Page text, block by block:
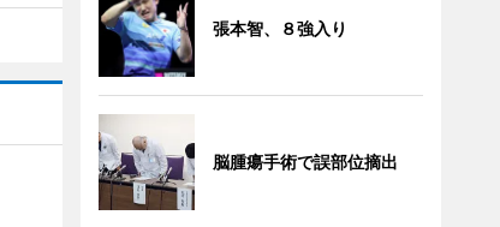
張本智、８強入り
脳腫瘍手術で誤部位摘出